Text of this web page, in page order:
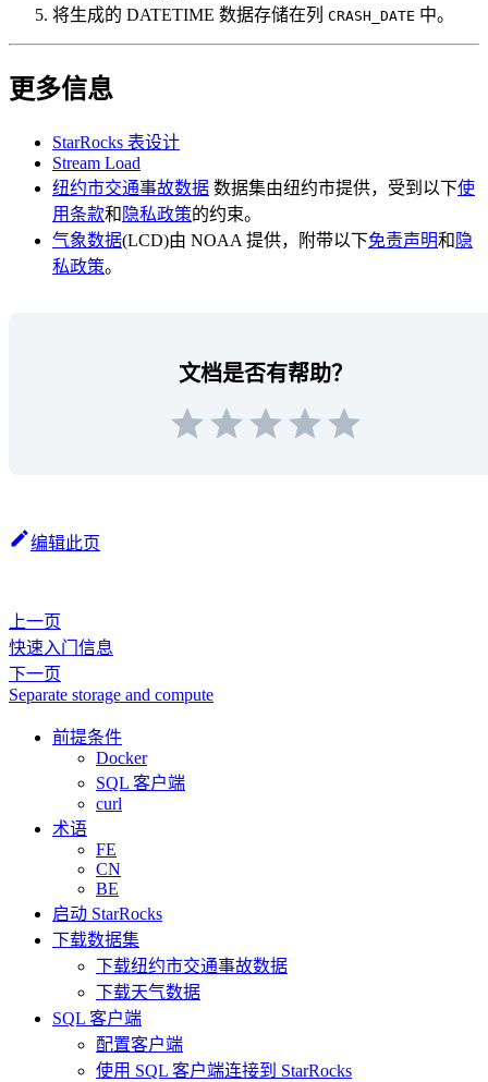
将生成的 DATETIME 数据存储在列 CRASH_DATE 中。
更多信息
StarRocks 表设计
Stream Load
纽约市交通事故数据 数据集由纽约市提供，受到以下使
用条款和 隐私政策的约束。
气象数据(LCD)由 NOAA 提供，附带以下免责声明和 隐
私政策。
文档是否有帮助？
编辑此页
上一页
快速入门信息
下一页
Separate storage and compute
前提条件
Docker
SQL 客户端
curl
术语
FE
CN
BE
启动 StarRocks
下载数据集
下载纽约市交通事故数据
下载天气数据
SQL 客户端
配置客户端
使用 SQL 客户端连接到 StarRocks